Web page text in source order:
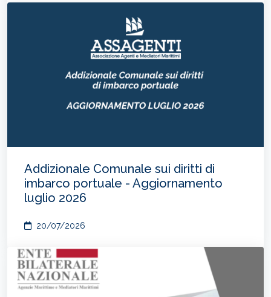
Addizionale Comunale sui diritti di
imbarco portuale - Aggiornamento
luglio 2026
20/07/2026